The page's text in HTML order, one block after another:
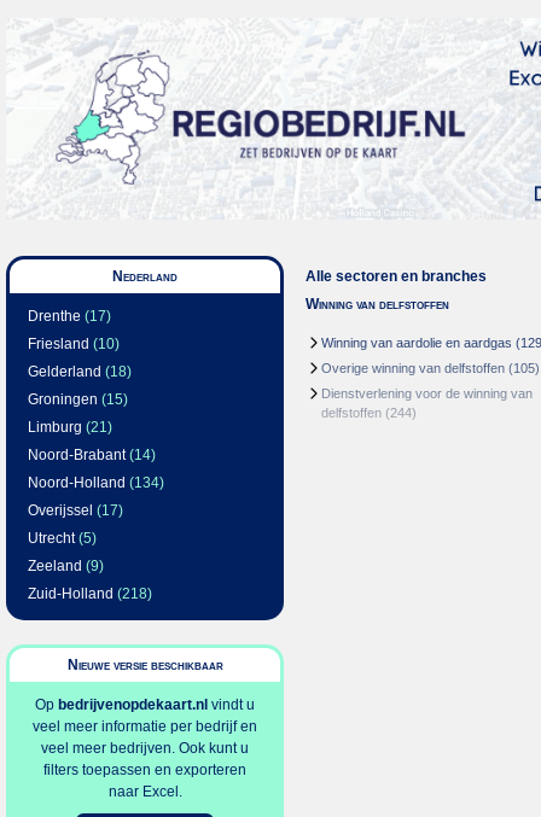
Nederland
Drenthe (17)
Friesland (10)
Gelderland (18)
Groningen (15)
Limburg (21)
Noord-Brabant(14)
Noord-Holland (134)
Overijssel (17)
Utrecht(5)
Zeeland (9)
Zuid-Holland (218)
Nieuwe versie beschikbaar
Op bedrijvenopdekaart.nl vindt u
veel meer informatie per bedrijf en
veel meer bedrijven. Ook kunt u
filters toepassen en exporteren
naar Excel.
Alle sectoren en branches
Winning van delfstoffen
Winning van aardolie en aardgas
Overige winning van delfstoffen (105)
Dienstverlening voor de winning van
delfstoffen (244)